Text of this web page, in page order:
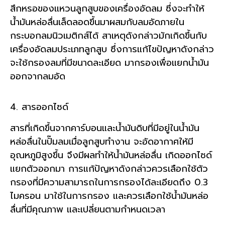
สึกหรอของแหวนลูกสูบของเครื่องอัดลม ซึ่งจะทำให้
น้ำมันหล่อลื่นเล็ดลอดขึ้นมาผสมกับลมอัดภายใน
กระบอกลมนิวเมติกส์ได้ สาเหตุดังกล่าวมักเกิดขึ้นกับ
เครื่องอัดลมประเภทลูกสูบ ซึ่งการแก้ไขปัญหาดังกล่าว
จะใช้กรองลมที่มีขนาดละเอียด มากรองเพื่อแยกน้ำมัน
ออกจากลมอัด
4. สารออกไซด์
สารที่เกิดขึ้นจากคาร์บอนและน้ำมันดิบที่มีอยู่ในน้ำมัน
หล่อลื่นในปั๊มลมเมื่อลูกสูบทำงาน จะอัดอากาศให้มี
อุณหภูมิสูงขึ้น จึงมีผลทำให้น้ำมันหล่อลื่น เกิดออกไซด์
แยกตัวออกมา การแก้ปัญหาดังกล่าวควรเลือกใช้ตัว
กรองที่มีความสามารถในการกรองได้ละเอียดถึง 0.3
ไมครอน มาใช้ในการกรอง และควรเลือกใช้น้ำมันหล่อ
ลื่นที่มีคุณภาพ และเปลี่ยนตามกำหนดเวลา